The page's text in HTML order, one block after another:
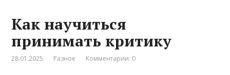
Как научиться
принимать критику
28.01.2025 Разное Комментарии: 0